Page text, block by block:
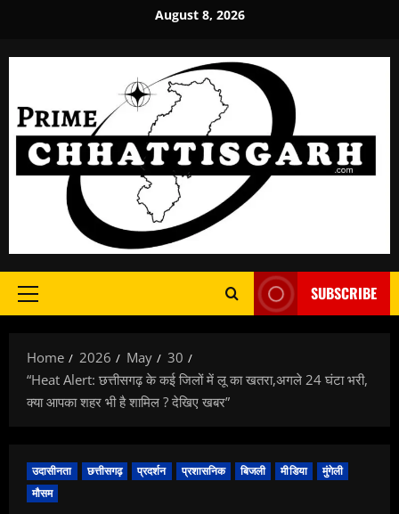
content
August 8, 2026
Primary
SUBSCRIBE
Home 2026 May
30
“Heat Alert: छत्तीसगढ़ के कई जिलों में लू का खतरा,अगले 24 घंटा भरी,
क्या आपका शहर भी है शामिल ? देखिए खबर”
उदासीनता छत्तीसगढ़ प्रदर्शन प्रशासनिक बिजली मीडिया
मुंगेली
मौसम